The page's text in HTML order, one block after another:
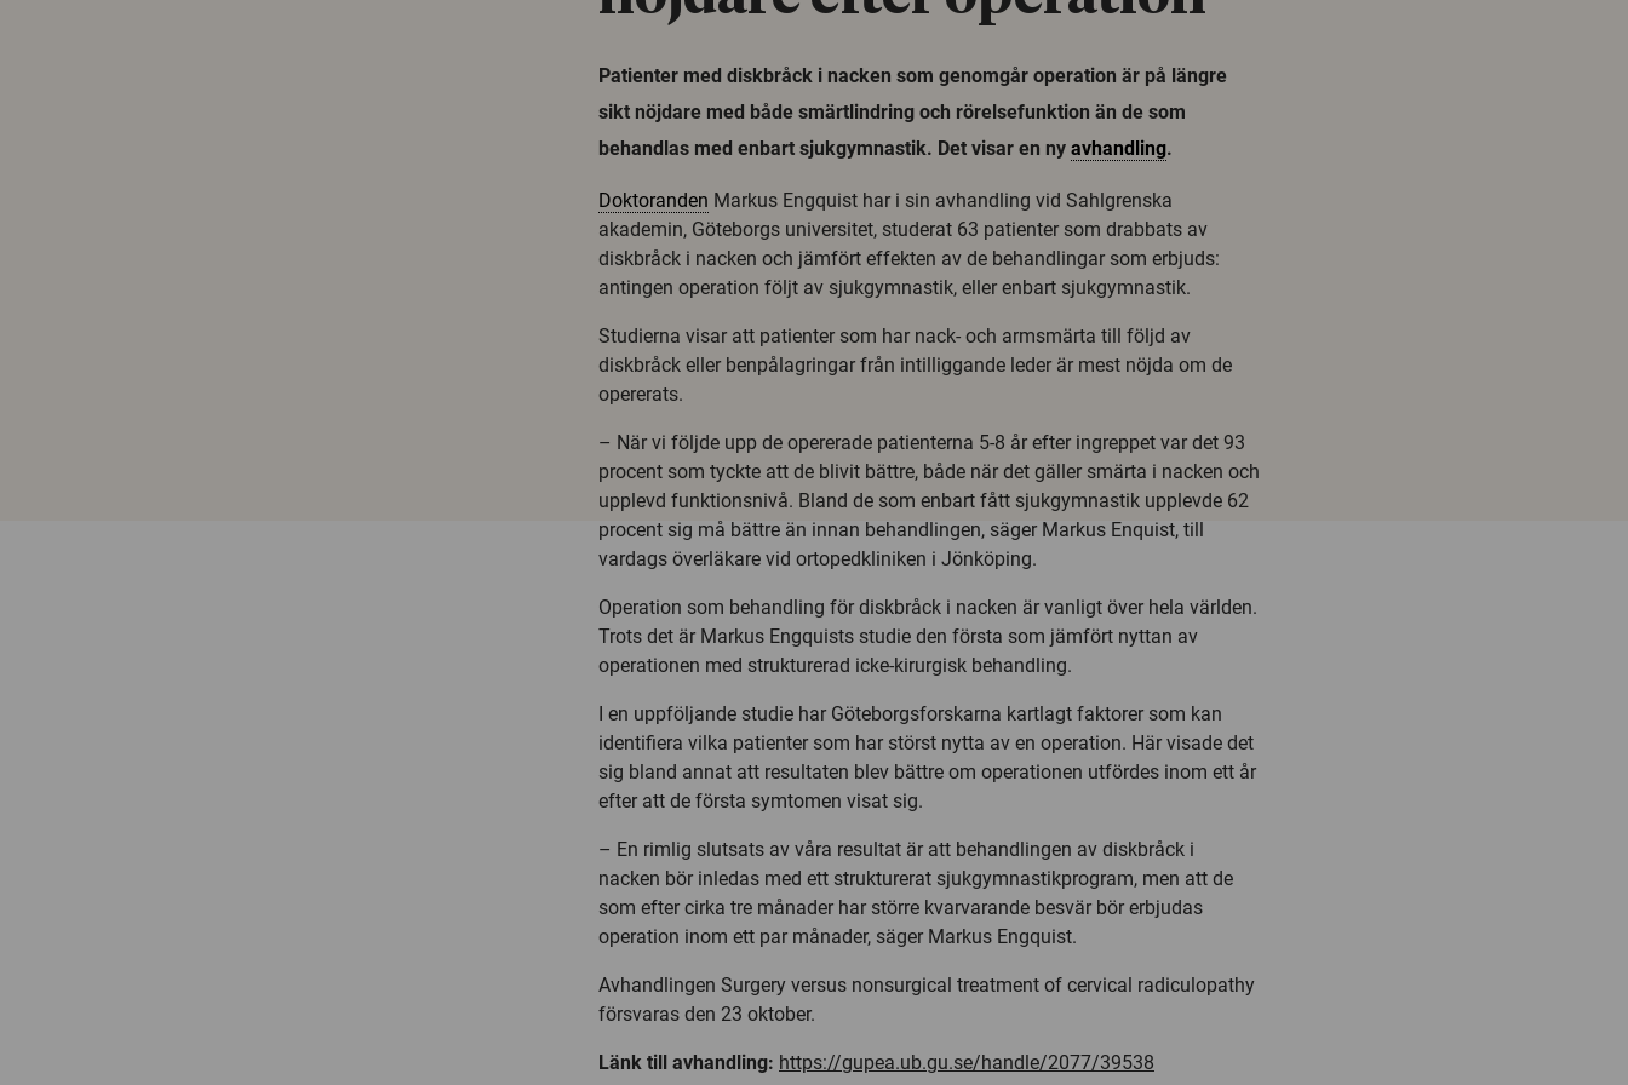
Patienter med diskbråck i nacken som genomgår operation är på längre
sikt nöjdare med både smärtlindring och rörelsefunktion än de som
behandlas med enbart sjukgymnastik. Det visar en ny avhandling.
Doktoranden Markus Engquist har i sin avhandling vid Sahlgrenska
akademin, Göteborgs universitet, studerat 63 patienter som drabbats av
diskbråck i nacken och jämfört effekten av de behandlingar som erbjuds:
antingen operation följt av sjukgymnastik, eller enbart sjukgymnastik.
Studierna visar att patienter som har nack- och armsmärta till följd av
diskbråck eller benpålagringar från intilliggande leder är mest nöjda om de
opererats.
– När vi följde upp de opererade patienterna 5-8 år efter ingreppet var det 93
procent som tyckte att de blivit bättre, både när det gäller smärta i nacken och
upplevd funktionsnivå. Bland de som enbart fått sjukgymnastik upplevde 62
procent sig må bättre än innan behandlingen, säger Markus Enquist, till
vardags överläkare vid ortopedkliniken i Jönköping.
Operation som behandling för diskbråck i nacken är vanligt över hela världen.
Trots det är Markus Engquists studie den första som jämfört nyttan av
operationen med strukturerad icke-kirurgisk behandling.
I en uppföljande studie har Göteborgsforskarna kartlagt faktorer som kan
identifiera vilka patienter som har störst nytta av en operation. Här visade det
sig bland annat att resultaten blev bättre om operationen utfördes inom ett år
efter att de första symtomen visat sig.
– En rimlig slutsats av våra resultat är att behandlingen av diskbråck i
nacken bör inledas med ett strukturerat sjukgymnastikprogram, men att de
som efter cirka tre månader har större kvarvarande besvär bör erbjudas
operation inom ett par månader, säger Markus Engquist.
Avhandlingen Surgery versus nonsurgical treatment of cervical radiculopathy
försvaras den 23 oktober.
Länk till avhandling: https://gupea.ub.gu.se/handle/2077/39538